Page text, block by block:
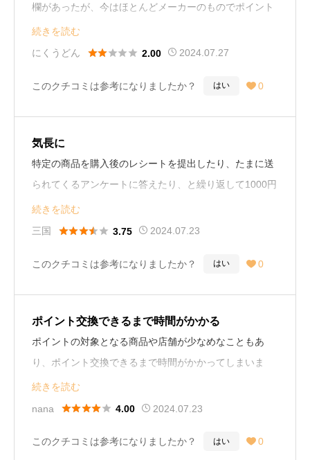
欄があったが、今はほとんどメーカーのものでポイント
に繋げるのが難しくなりました。
続きを読む
にくうどん
 2.00 2024.07.27
このクチコミは参考になりましたか？ はい  0
気長に
特定の商品を購入後のレシートを提出したり、たまに送
られてくるアンケートに答えたり、と繰り返して1000円
分のポイントを貯めたことがある。気長に取り組むアプ
リかなと思います。
続きを読む
三国
 3.75 2024.07.23
このクチコミは参考になりましたか？ はい  0
ポイント交換できるまで時間がかかる
ポイントの対象となる商品や店舗が少なめなこともあ
り、ポイント交換できるまで時間がかかってしまいま
す。
根気強く、隙間時間にお買い物ついでに稼ぎたい人には
続きを読む
nana
 4.00 2024.07.23
このクチコミは参考になりましたか？ はい  0